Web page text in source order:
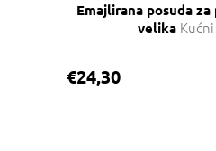
Emajlirana posuda
velika
€24,30